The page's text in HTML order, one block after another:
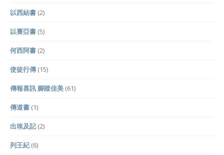
以西結書 (2)
以賽亞書 (5)
何西阿書 (2)
使徒行傳 (15)
傳報喜訊 腳蹤佳美 (61)
傳道書 (1)
出埃及記(2)
列王紀(6)